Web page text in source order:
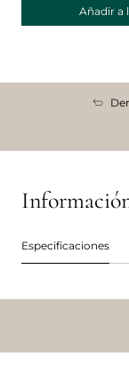
Añadir a
Especificaciones